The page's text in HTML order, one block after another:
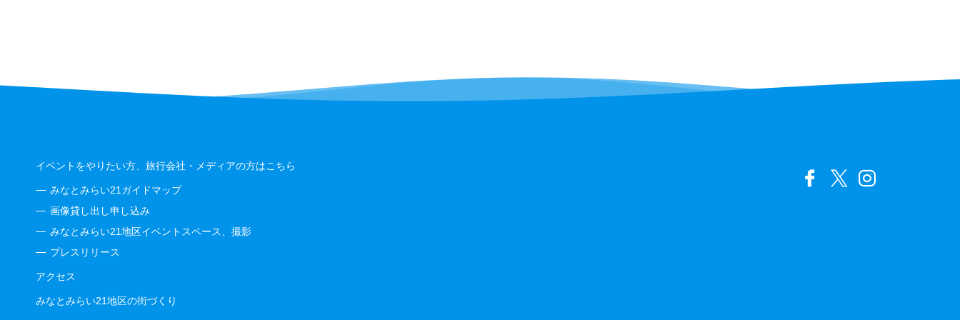
イベントをやりたい方、旅行会社・メディアの方はこちら
みなとみらい21ガイドマップ
画像貸し出し申し込み
みなとみらい21地区イベントスペース、撮影
プレスリリース
アクセス
みなとみらい21地区の街づくり